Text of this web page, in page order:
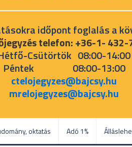
időpont foglalás a
telefon: +36-1- 432-
Csütörtök 08:00-14:00
Péntek 08:00-13:00
ctelojegyzes@bajcsy.hu
mrelojegyzes@bajcsy.hu
oktatás Adó 1%